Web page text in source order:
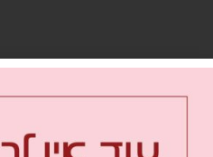
NEXT ARTICLE